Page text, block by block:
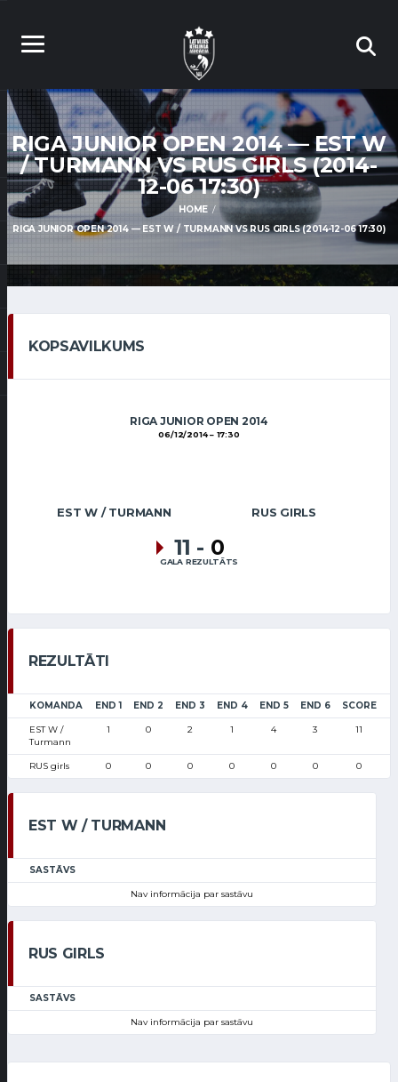
RIGA JUNIOR OPEN 2014 — EST W
/ TURMANN VS RUS GIRLS (2014-
12-06 17:30)
HOME
RIGA JUNIOR OPEN 2014 — EST W / TURMANN VS RUS GIRLS (2014-12-06 17:30)
KOPSAVILKUMS
RIGA JUNIOR OPEN 2014
06/12/2014 17:30
EST W / TURMANN RUS GIRLS
11 - 0
GALA REZULTĀTS
REZULTĀTI
KOMANDA END 1 END 2 END 3 END 4 END 5 END 6 SCORE
EST W /
Turmann
1 0 2 1 4 3 11
RUS girls 0 0 0 0 0 0 0
EST W / TURMANN
SASTĀVS
Nav informācija par sastāvu
RUS GIRLS
SASTĀVS
Nav informācija par sastāvu